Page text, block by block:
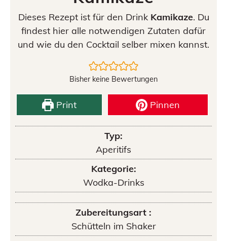
Dieses Rezept ist für den Drink Kamikaze. Du
findest hier alle notwendigen Zutaten dafür
und wie du den Cocktail selber mixen kannst.
Bisher keine Bewertungen
Print Pinnen
Typ:
Aperitifs
Kategorie:
Wodka-Drinks
Zubereitungsart :
Schütteln im Shaker